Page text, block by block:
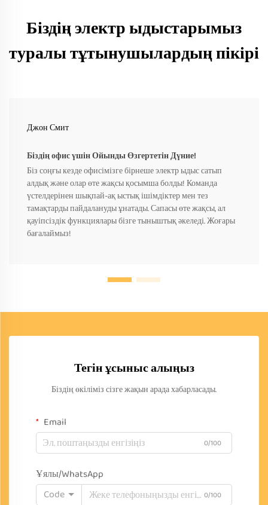
Біздің электр ыдыстарымыз
туралы тұтынушылардың пікірі
Джон Смит
Біздің офис үшін Ойынды Өзгертетін Дүние!
Біз соңғы кезде офисімізге бірнеше электр ыдыс сатып
алдық және олар өте жақсы қосымша болды! Команда
үстелдерінен шықпай-ақ ыстық ішімдіктер мен тез
тамақтарды пайдалануды ұнатады. Сапасы өте жақсы, ал
қауіпсіздік функциялары бізге тыныштық әкеледі. Жоғары
бағалаймыз!
Тегін ұсыныс алыңыз
Біздің өкіліміз сізге жақын арада хабарласады.
Email
0/100
Ұялы/WhatsApp
Code
0/100